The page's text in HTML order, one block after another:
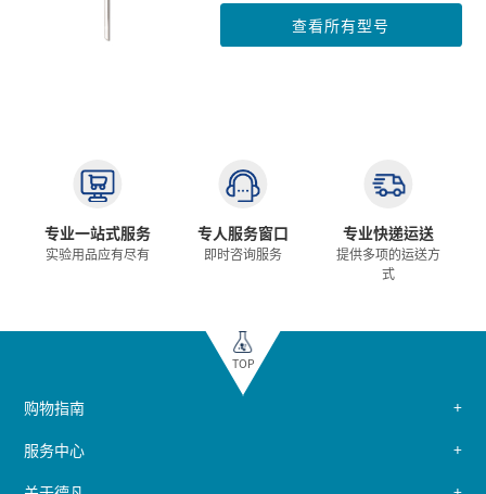
查看所有型号
专业一站式服务
实验用品应有尽有
专人服务窗口
即时咨询服务
专业快递运送
提供多项的运送方
式
TOP
购物指南
服务中心